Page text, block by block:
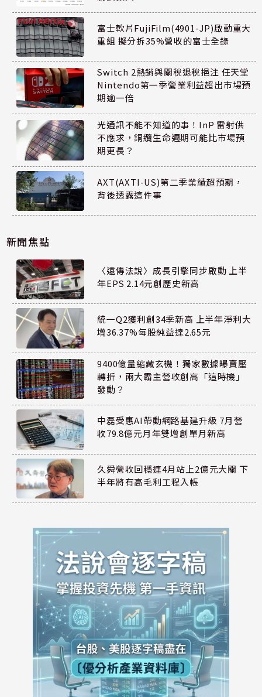
富士軟片FujiFilm(4901-JP)啟動重大
重組 擬分拆35%營收的富士全錄
Switch 2熱銷與關稅退稅挹注 任天堂
Nintendo第一季營業利益超出市場預
期逾一倍
光通訊不能不知道的事！InP 雷射供
不應求，銅纜生命週期可能比市場預
期更長？
AXT(AXTI-US)第二季業績超預期，
背後透露這件事
新聞焦點
〈遠傳法說〉成長引擎同步啟動 上半
年EPS 2.14元創歷史新高
統一Q2獲利創34季新高 上半年淨利大
增36.37%每股純益達2.65元
9400億量縮藏玄機！獨家數據曝賣壓
轉折，兩大霸主營收創高「這時機」
發動？
中磊受惠AI帶動網路基建升級 7月營
收79.8億元月年雙增創單月新高
久舜營收回穩連4月站上2億元大關 下
半年將有高毛利工程入帳